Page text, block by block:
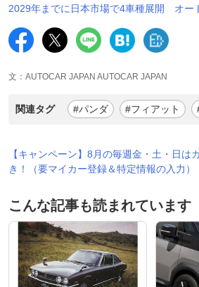
2029年までに日本市場で4車種展開 オー
文：AUTOCAR JAPAN AUTOCAR JAPAN
関連タグ #パンダ #フィアット
【キャンペーン】8月の毎週金・土・日は
き！（要マイカー登録＆特定情報の入力）
こんな記事も読まれています